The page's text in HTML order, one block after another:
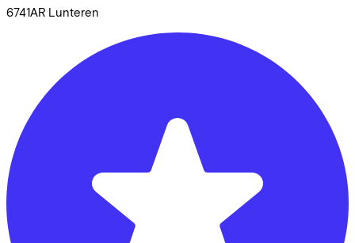
6741AR Lunteren